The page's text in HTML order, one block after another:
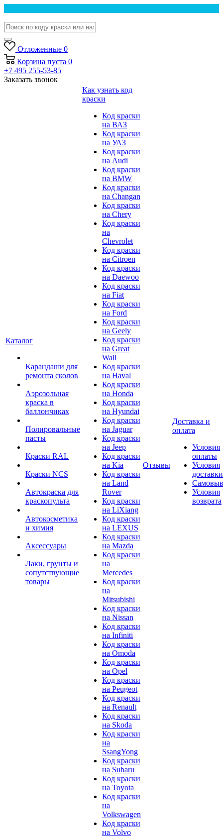
Отложенные 0
Корзина пуста 0
+7 495 255-53-85
Заказать звонок
Каталог
Карандаши для
ремонта сколов
Аэрозольная
краска в
баллончиках
Полировальные
пасты
Краски RAL
Краски NCS
Автокраска для
краскопульта
Автокосметика
и химия
Аксессуары
Лаки, грунты и
сопутствующие
товары
Как узнать код
краски
Код краски
на ВАЗ
Код краски
на УАЗ
Код краски
на Audi
Код краски
на BMW
Код краски
на Changan
Код краски
на Chery
Код краски
на
Chevrolet
Код краски
на Citroen
Код краски
на Daewoo
Код краски
на Fiat
Код краски
на Ford
Код краски
на Geely
Код краски
на Great
Wall
Код краски
на Haval
Код краски
на Honda
Код краски
на Hyundai
Код краски
на Jaguar
Код краски
на Jeep
Код краски
на Kia
Код краски
на Land
Rover
Код краски
на LiXiang
Код краски
на LEXUS
Код краски
на Mazda
Код краски
на
Mercedes
Код краски
на
Mitsubishi
Код краски
на Nissan
Код краски
на Infiniti
Код краски
на Omoda
Код краски
на Opel
Код краски
на Peugeot
Код краски
на Renault
Код краски
на Skoda
Код краски
на
SsangYong
Код краски
на Subaru
Код краски
на Toyota
Код краски
на
Volkswagen
Код краски
на Volvo
Отзывы
Доставка и
оплата
Условия
оплаты
Условия
доставки
Условия
возврата